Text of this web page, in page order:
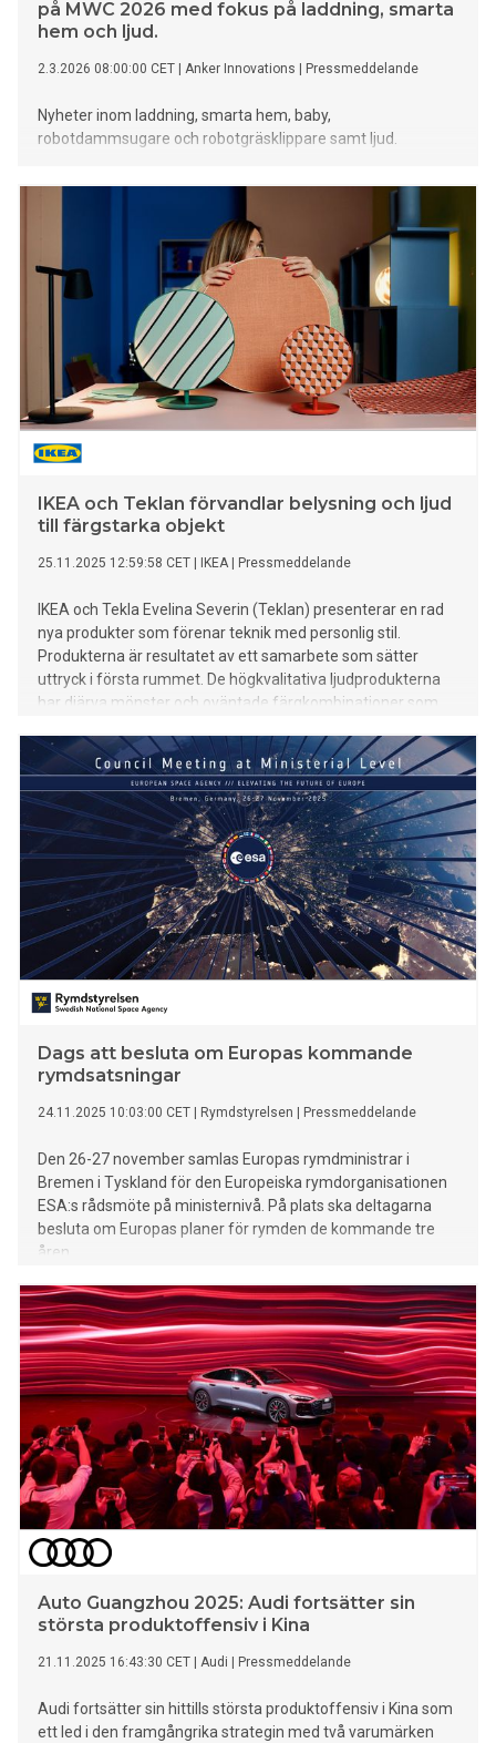
på MWC 2026 med fokus på laddning, smarta
hem och ljud.
2.3.2026 08:00:00 CET Anker Innovations Pressmeddelande
Nyheter inom laddning, smarta hem, baby,
robotdammsugare och robotgräsklippare samt ljud.
IKEA och Teklan förvandlar belysning och ljud
till färgstarka objekt
25.11.2025 12:59:58 CET IKEA Pressmeddelande
IKEA och Tekla Evelina Severin (Teklan) presenterar en rad
nya produkter som förenar teknik med personlig stil.
Produkterna är resultatet av ett samarbete som sätter
uttryck i första rummet. De högkvalitativa ljudprodukterna
har djärva mönster och oväntade färgkombinationer som
Dags att besluta om Europas kommande
rymdsatsningar
24.11.2025 10:03:00 CET Rymdstyrelsen Pressmeddelande
Den 26-27 november samlas Europas rymdministrar i
Bremen i Tyskland för den Europeiska rymdorganisationen
ESA:s rådsmöte på ministernivå. På plats ska deltagarna
besluta om Europas planer för rymden de kommande tre
åren.
Auto Guangzhou 2025: Audi fortsätter sin
största produktoffensiv i Kina
21.11.2025 16:43:30 CET Audi Pressmeddelande
Audi fortsätter sin hittills största produktoffensiv i Kina som
ett led i den framgångrika strategin med två varumärken